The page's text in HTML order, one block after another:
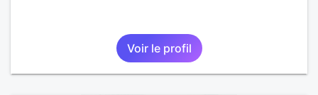
Voir le profil